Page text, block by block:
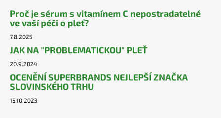
Proč je sérum s vitamínem C nepostradatelné
ve vaší péči o pleť?
7.8.2025
JAK NA "PROBLEMATICKOU" PLEŤ
20.9.2024
OCENĚNÍ SUPERBRANDS NEJLEPŠÍ ZNAČKA
SLOVINSKÉHO TRHU
15.10.2023